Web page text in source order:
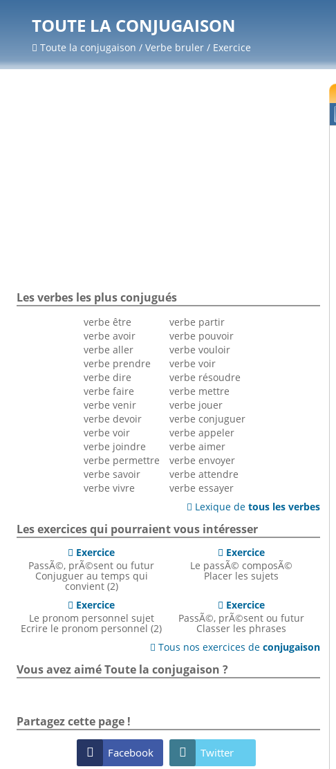
TOUTE LA CONJUGAISON
Toute la conjugaison / Verbe bruler / Exercice
Les verbes les plus conjugués
verbe être
verbe avoir
verbe aller
verbe prendre
verbe dire
verbe faire
verbe venir
verbe devoir
verbe voir
verbe joindre
verbe permettre
verbe savoir
verbe vivre
verbe partir
verbe pouvoir
verbe vouloir
verbe voir
verbe résoudre
verbe mettre
verbe jouer
verbe conjuguer
verbe appeler
verbe aimer
verbe envoyer
verbe attendre
verbe essayer
 Lexique detous les verbes
Les exercices qui pourraient vous intéresser
 Exercice
PassÃ©, prÃ©sent ou futur
Conjuguer au temps qui
convient (2)
 Exercice
Le passÃ© composÃ©
Placer les sujets
 Exercice
Le pronom personnel sujet
Ecrire le pronom personnel (2)
 Exercice
PassÃ©, prÃ©sent ou futur
Classer les phrases
 Tous nos exercices deconjugaison
Vous avez aimé Toute la conjugaison ?
Partagez cette page !
 Facebook  Twitter